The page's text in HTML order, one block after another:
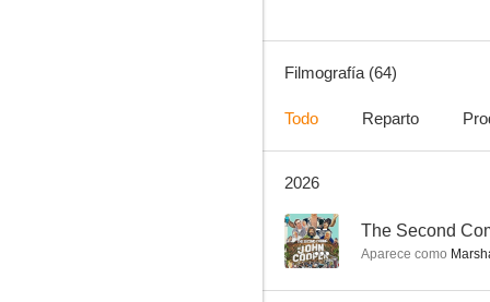
Filmografía (64)
Todo Reparto
2026
-- The Second
Aparece como